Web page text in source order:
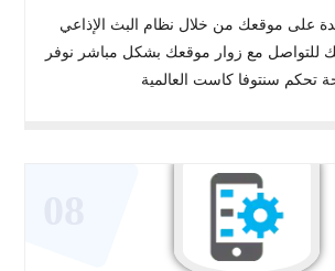
على موقعك من خلال نظام البث الإذاعي
للتواصل مع زوار موقعك بشكل مباشر نوفر
تحكم سنتوفا كاست العالمية